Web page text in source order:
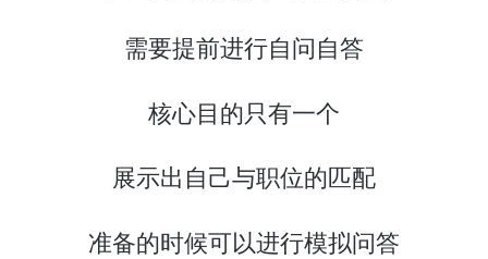
需要提前进行自问自答
核心目的只有一个
展示出自己与职位的匹配
准备的时候可以进行模拟问答